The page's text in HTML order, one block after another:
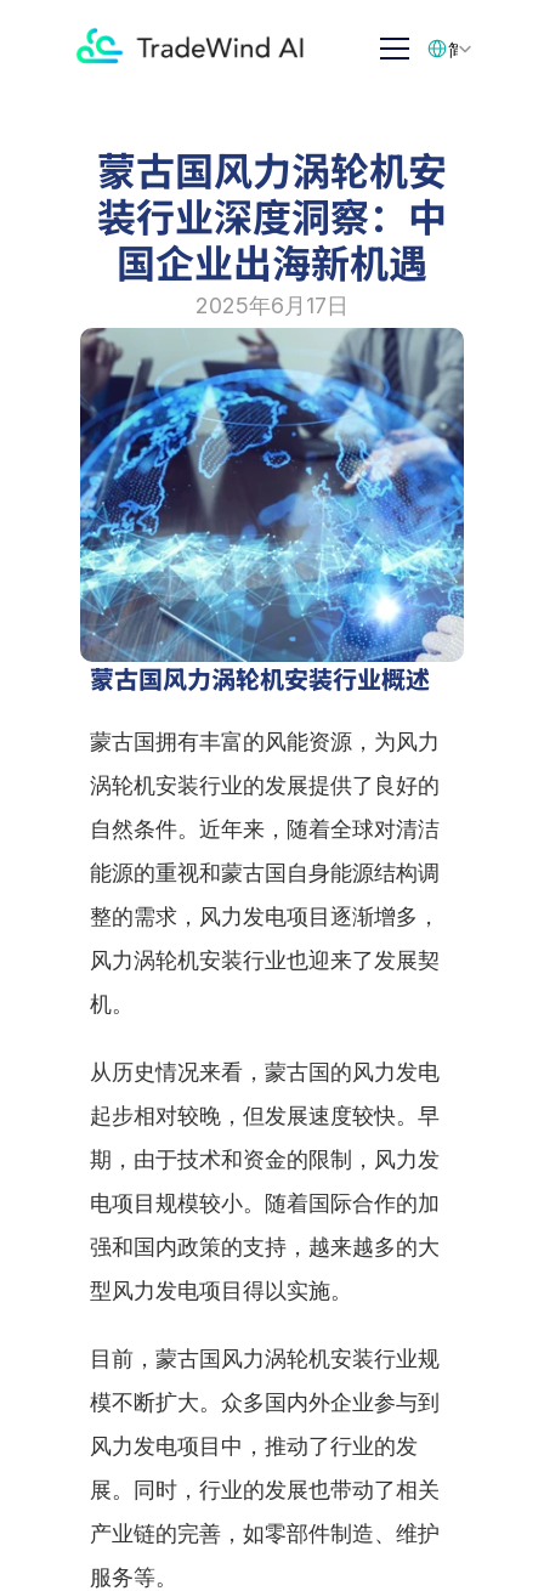
蒙古国风力涡轮机安
装行业深度洞察：中
国企业出海新机遇
2025年6月17日
蒙古国风力涡轮机安装行业概述
蒙古国拥有丰富的风能资源，为风力
涡轮机安装行业的发展提供了良好的
自然条件。近年来，随着全球对清洁
能源的重视和蒙古国自身能源结构调
整的需求，风力发电项目逐渐增多，
风力涡轮机安装行业也迎来了发展契
机。
从历史情况来看，蒙古国的风力发电
起步相对较晚，但发展速度较快。早
期，由于技术和资金的限制，风力发
电项目规模较小。随着国际合作的加
强和国内政策的支持，越来越多的大
型风力发电项目得以实施。
目前，蒙古国风力涡轮机安装行业规
模不断扩大。众多国内外企业参与到
风力发电项目中，推动了行业的发
展。同时，行业的发展也带动了相关
产业链的完善，如零部件制造、维护
服务等。
简体中文